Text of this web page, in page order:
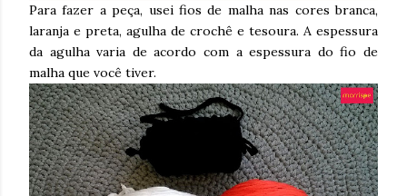
Para fazer a peça, usei fios de malha nas cores branca,
laranja e preta, agulha de crochê e tesoura. A espessura
da agulha varia de acordo com a espessura do fio de
malha que você tiver.